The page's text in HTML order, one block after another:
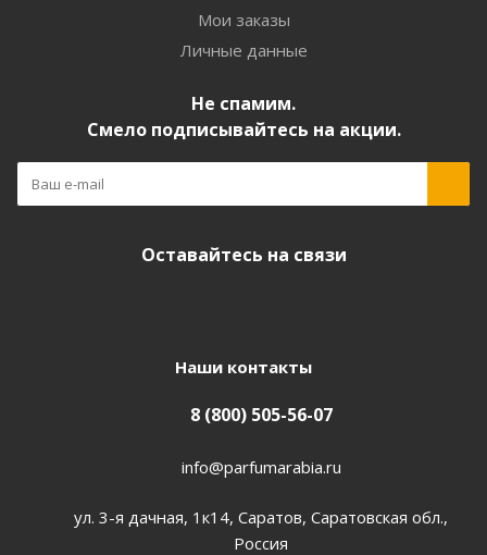
Мои заказы
Личные данные
Не спамим.
Смело подписывайтесь на акции.
Оставайтесь на связи
Наши контакты
8 (800) 505-56-07
info@parfumarabia.ru
ул. 3-я дачная, 1к14, Саратов, Саратовская обл.,
Россия